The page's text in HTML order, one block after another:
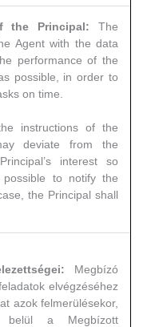
the Principal: The
Agent with the data
performance of the
possible, in order to
on time.
instructions of the
deviate from the
interest so
to notify the
the Principal shall
Megbízó
elvégzéséhez
azok felmerülésekor,
belül a Megbízott